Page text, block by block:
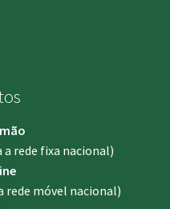
a rede fixa nacional)
rede móvel nacional)